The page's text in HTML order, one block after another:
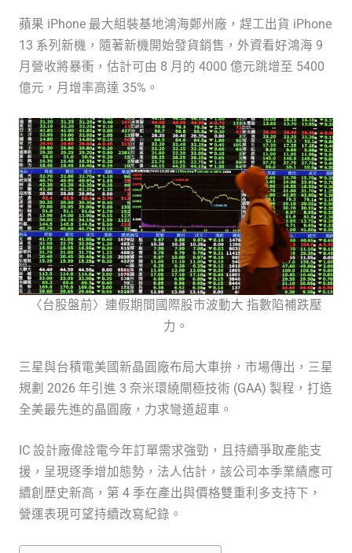
蘋果 iPhone 最大組裝基地鴻海鄭州廠，趕工出貨 iPhone
13 系列新機，隨著新機開始發貨銷售，外資看好鴻海 9
月營收將暴衝，估計可由 8 月的 4000 億元跳增至 5400
億元，月增率高達 35%。
〈台股盤前〉連假期間國際股市波動大 指數陷補跌壓
力。
三星與台積電美國新晶圓廠布局大車拚，市場傳出，三星
規劃 2026 年引進 3 奈米環繞閘極技術 (GAA) 製程，打造
全美最先進的晶圓廠，力求彎道超車。
IC 設計廠偉詮電今年訂單需求強勁，且持續爭取產能支
援，呈現逐季增加態勢，法人估計，該公司本季業績應可
續創歷史新高，第 4 季在產出與價格雙重利多支持下，
營運表現可望持續改寫紀錄。